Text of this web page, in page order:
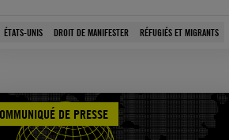
ÉTATS-UNIS DROIT DE MANIFESTER RÉFUGIÉS ET MIGRANTS
DE PRESSE